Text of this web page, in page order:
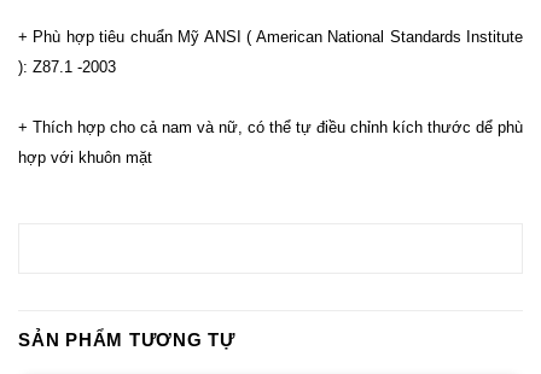
+ Phù hợp tiêu chuẩn Mỹ ANSI ( American National Standards Institute
): Z87.1 -2003
+ Thích hợp cho cả nam và nữ, có thể tự điều chỉnh kích thước dể phù
hợp với khuôn mặt
SẢN PHẨM TƯƠNG TỰ